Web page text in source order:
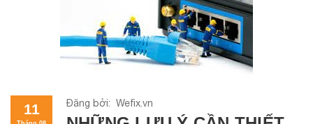
11 Đăng bởi: Wefix.vn